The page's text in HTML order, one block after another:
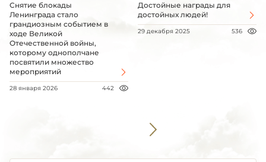
Снятие блокады
Ленинграда стало
грандиозным событием в
ходе Великой
Отечественной войны,
которому однополчане
посвятили множество
мероприятий
28 января 2026 442
Достойные награды для
достойных людей!
29 декабря 2025 536